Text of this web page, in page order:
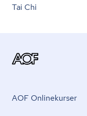
Tai Chi
AOF Onlinekurser